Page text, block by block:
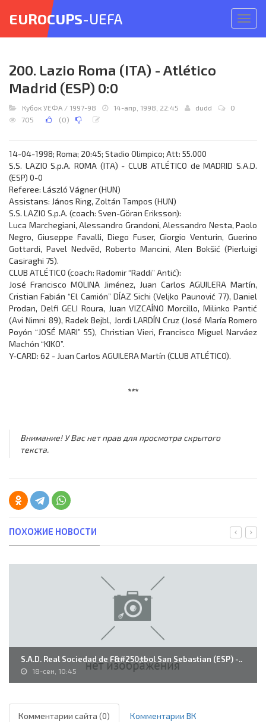
меню
EUROCUPS-UEFA
200. Lazio Roma (ITA) - Atlético
Madrid (ESP) 0:0
Кубок УЕФА / 1997-98 14-апр, 1998, 22:45 dudd
0
705
(0)
14-04-1998; Roma; 20:45; Stadio Olimpico; Att: 55.000
S.S. LAZIO S.p.A. ROMA (ITA) - CLUB ATLÉTICO de MADRID S.A.D.
(ESP) 0-0
Referee: László Vágner (HUN)
Assistans: János Ring, Zoltán Tampos (HUN)
S.S. LAZIO S.p.A. (coach: Sven-Göran Eriksson):
Luca Marchegiani, Alessandro Grandoni, Alessandro Nesta, Paolo
Negro, Giuseppe Favalli, Diego Fuser, Giorgio Venturin, Guerino
Gottardi, Pavel Nedvěd, Roberto Mancini, Alen Bokšić (Pierluigi
Casiraghi 75).
CLUB ATLÉTICO (coach: Radomir “Raddi” Antić):
José Francisco MOLINA Jiménez, Juan Carlos AGUILERA Martín,
Cristian Fabián “El Camión” DÍAZ Sichi (Veljko Paunović 77), Daniel
Prodan, Delfi GELI Roura, Juan VIZCAÍNO Morcillo, Milinko Pantić
(Avi Nimni 89), Radek Bejbl, Jordi LARDÍN Cruz (José María Romero
Poyón “JOSÉ MARI” 55), Christian Vieri, Francisco Miguel Narváez
Machón “KIKO”.
Y-CARD: 62 - Juan Carlos AGUILERA Martín (CLUB ATLÉTICO).
***
Внимание! У Вас нет прав для просмотра скрытого
текста.
ПОХОЖИЕ НОВОСТИ
S.A.D. Real Sociedad de F&#250;tbol San Sebastian (ESP) -..
18-сен, 10:45
Комментарии сайта (0) Комментарии ВК